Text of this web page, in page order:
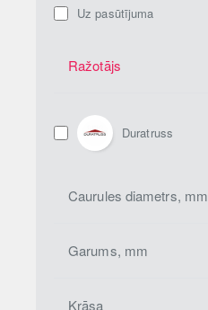
Uz pasūtījuma
Ražotājs
Duratruss
Caurules diametrs, mm
Garums, mm
Krāsa